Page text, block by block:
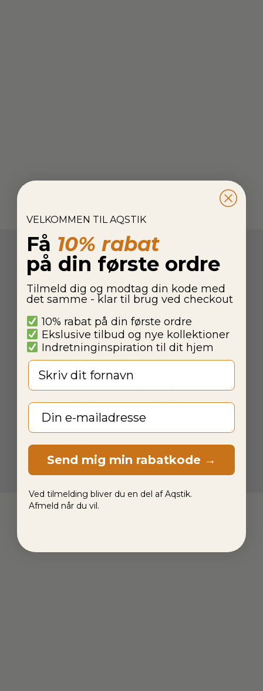
VELKOMMEN TIL AQSTIK
Få 10% rabat
på din første ordre
Tilmeld dig og modtag din kode med
det samme - klar til brug ved checkout
10% rabat på din første ordre
Ekslusive tilbud og nye kollektioner
Indretninginspiration til dit hjem
Fornavn
Email
Send mig min rabatkode →
Ved tilmelding bliver du en del af Aqstik.
Afmeld når du vil.